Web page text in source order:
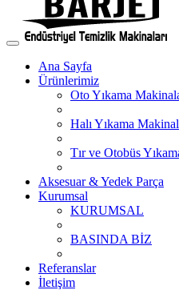
Ana Sayfa
Ürünlerimiz
Oto Yıkama
Halı Yıkama
Tır ve Otobüs
Aksesuar & Yedek Parça
Kurumsal
KURUMSAL
BASINDA BİZ
Referanslar
İletişim